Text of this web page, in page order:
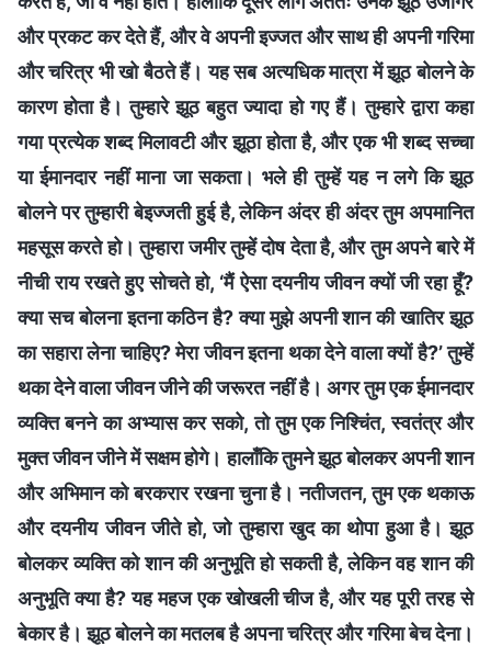
और प्रकट कर देते हैं, और वे अपनी इज्जत और साथ ही अपनी गरिमा
और चरित्र भी खो बैठते हैं। यह सब अत्यधिक मात्रा में झूठ बोलने के
कारण होता है। तुम्हारे झूठ बहुत ज्यादा हो गए हैं। तुम्हारे द्वारा कहा
गया प्रत्येक शब्द मिलावटी और झूठा होता है, और एक भी शब्द सच्चा
या ईमानदार नहीं माना जा सकता। भले ही तुम्हें यह न लगे कि झूठ
बोलने पर तुम्हारी बेइज्जती हुई है, लेकिन अंदर ही अंदर तुम अपमानित
महसूस करते हो। तुम्हारा जमीर तुम्हें दोष देता है, और तुम अपने बारे में
नीची राय रखते हुए सोचते हो, ‘मैं ऐसा दयनीय जीवन क्यों जी रहा हूँ?
क्या सच बोलना इतना कठिन है? क्या मुझे अपनी शान की खातिर झूठ
का सहारा लेना चाहिए? मेरा जीवन इतना थका देने वाला क्यों है?’ तुम्हें
थका देने वाला जीवन जीने की जरूरत नहीं है। अगर तुम एक ईमानदार
व्यक्ति बनने का अभ्यास कर सको, तो तुम एक निश्चिंत, स्वतंत्र और
मुक्त जीवन जीने में सक्षम होगे। हालाँकि तुमने झूठ बोलकर अपनी शान
और अभिमान को बरकरार रखना चुना है। नतीजतन, तुम एक थकाऊ
और दयनीय जीवन जीते हो, जो तुम्हारा खुद का थोपा हुआ है। झूठ
बोलकर व्यक्ति को शान की अनुभूति हो सकती है, लेकिन वह शान की
अनुभूति क्या है? यह महज एक खोखली चीज है, और यह पूरी तरह से
बेकार है। झूठ बोलने का मतलब है अपना चरित्र और गरिमा बेच देना।